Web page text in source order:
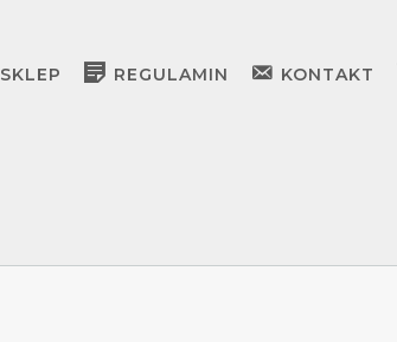
SKLEP REGULAMIN KONTAKT